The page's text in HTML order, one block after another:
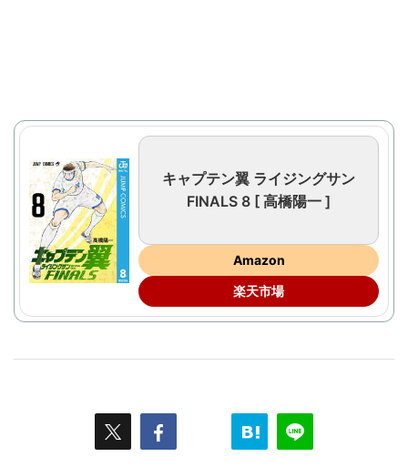
キャプテン翼 ライジングサン
FINALS 8 [ 高橋陽一 ]
Amazon
楽天市場